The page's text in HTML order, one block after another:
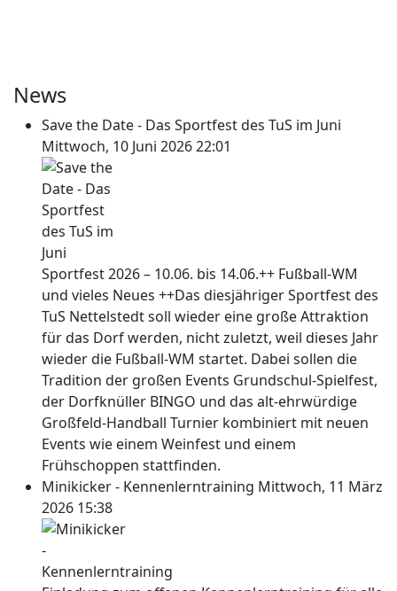
News
Save the Date - Das Sportfest des TuS im Juni
Mittwoch, 10 Juni 2026 22:01
Sportfest 2026 – 10.06. bis 14.06.++ Fußball-WM
und vieles Neues ++Das diesjähriger Sportfest des
TuS Nettelstedt soll wieder eine große Attraktion
für das Dorf werden, nicht zuletzt, weil dieses Jahr
wieder die Fußball-WM startet. Dabei sollen die
Tradition der großen Events Grundschul-Spielfest,
der Dorfknüller BINGO und das alt-ehrwürdige
Großfeld-Handball Turnier kombiniert mit neuen
Events wie einem Weinfest und einem
Frühschoppen stattfinden.
Minikicker - Kennenlerntraining Mittwoch, 11 März
2026 15:38